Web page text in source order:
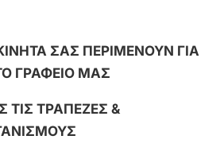
ΣΑΣ ΠΕΡΙΜΕΝΟΥΝ ΓΙΑ
ΓΡΑΦΕΙΟ ΜΑΣ
ΤΙΣ ΤΡΑΠΕΖΕΣ &